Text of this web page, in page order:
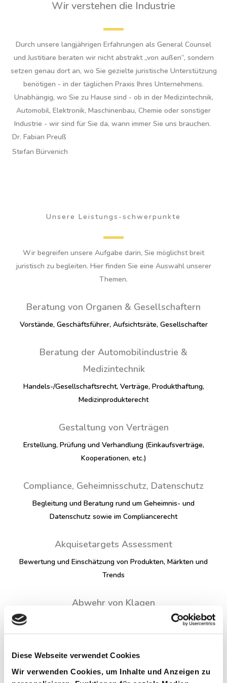
Diese Webseite verwendet Cookies
Wir verwenden Cookies, um Inhalte und Anzeigen zu
Wir verstehen die Industrie
Durch unsere langjährigen Erfahrungen als General Counsel
und Justitiare beraten wir nicht abstrakt „von außen“, sondern
setzen genau dort an, wo Sie gezielte juristische Unterstützung
benötigen - in der täglichen Praxis Ihres Unternehmens.
Unabhängig, wo Sie zu Hause sind - ob in der Medizintechnik,
Automobil, Elektronik, Maschinenbau, Chemie oder sonstiger
Industrie - wir sind für Sie da, wann immer Sie uns brauchen.
Dr. Fabian Preuß
Stefan Bürvenich
Unsere Leistungs-schwerpunkte
Wir begreifen unsere Aufgabe darin, Sie möglichst breit
juristisch zu begleiten. Hier finden Sie eine Auswahl unserer
Themen.
Beratung von Organen & Gesellschaftern
Vorstände, Geschäftsführer, Aufsichtsräte, Gesellschafter
Beratung der Automobilindustrie &
Medizintechnik
Handels-/Gesellschaftsrecht, Verträge, Produkthaftung,
Medizinprodukterecht
Gestaltung von Verträgen
Erstellung, Prüfung und Verhandlung (Einkaufsverträge,
Kooperationen, etc.)
Compliance, Geheimnisschutz, Datenschutz
Begleitung und Beratung rund um Geheimnis- und
Datenschutz sowie im Compliancerecht
Akquisetargets Assessment
Bewertung und Einschätzung von Produkten, Märkten und
Trends
Abwehr von Klagen
Produkthaftung und Intellectual Property (IP) in Europa,
USA und China
Mergers & Acquisitions
Akquisitionen, Divestitures, JV, Mergers (China, USA und CZ)